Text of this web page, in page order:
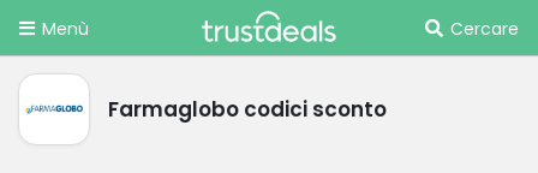
Menù Cercare
Farmaglobo codici sconto